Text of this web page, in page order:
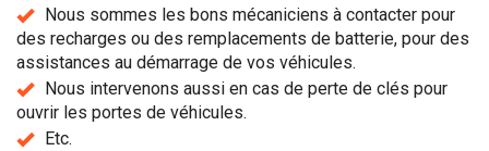
Nous sommes les bons mécaniciens à contacter pour
des recharges ou des remplacements de batterie, pour des
assistances au démarrage de vos véhicules.
Nous intervenons aussi en cas de perte de clés pour
ouvrir les portes de véhicules.
Etc.